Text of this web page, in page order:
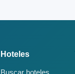
Hoteles